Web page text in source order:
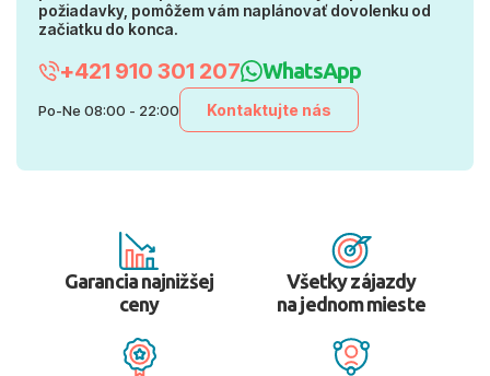
požiadavky, pomôžem vám naplánovať dovolenku od
začiatku do konca.
+421 910 301 207 WhatsApp
Po-Ne 08:00 - 22:00 Kontaktujte nás
Garancia najnižšej
ceny
Všetky zájazdy
na jednom mieste